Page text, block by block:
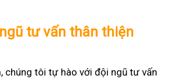
tư vấn thân thiện
chúng tôi tự hào với đội ngũ tư vấn